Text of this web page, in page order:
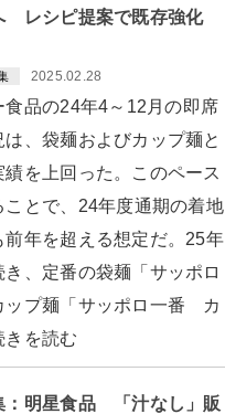
レシピ提案で既存強化
2025.02.28
品の24年4～12月の即席
は、袋麺およびカップ麺と
績を上回った。このペース
ことで、24年度通期の着地
前年を超える想定だ。25年
き、定番の袋麺「サッポロ
ップ麺「サッポロ一番 カ
を読む
：明星食品 「汁なし」販